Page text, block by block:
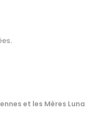
et les Mères